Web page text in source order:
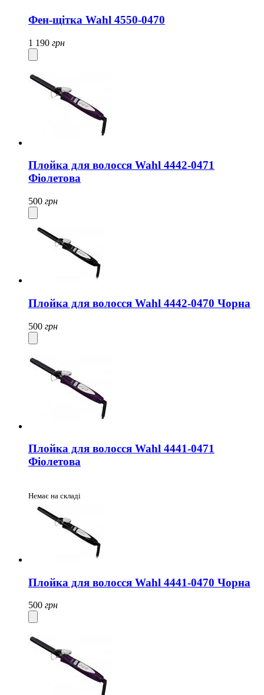
Фен-щітка Wahl 4550-0470
1 190 грн
Плойка для волосся Wahl 4442-0471
Фіолетова
500 грн
Плойка для волосся Wahl 4442-0470 Чорна
500 грн
Плойка для волосся Wahl 4441-0471
Фіолетова
Немає на складі
Плойка для волосся Wahl 4441-0470 Чорна
500 грн